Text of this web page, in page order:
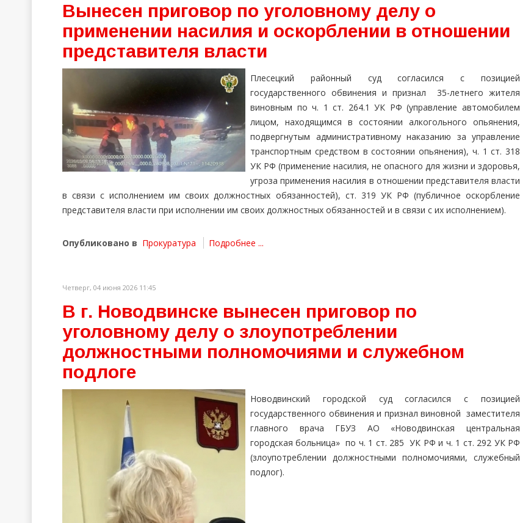
Вынесен приговор по уголовному делу о
применении насилия и оскорблении в отношении
представителя власти
Плесецкий районный суд согласился с позицией
государственного обвинения и признал 35-летнего жителя
виновным по ч. 1 ст. 264.1 УК РФ (управление автомобилем
лицом, находящимся в состоянии алкогольного опьянения,
подвергнутым административному наказанию за управление
транспортным средством в состоянии опьянения), ч. 1 ст. 318
УК РФ (применение насилия, не опасного для жизни и здоровья,
угроза применения насилия в отношении представителя власти
в связи с исполнением им своих должностных обязанностей), ст. 319 УК РФ (публичное оскорбление
представителя власти при исполнении им своих должностных обязанностей и в связи с их исполнением).
Опубликовано в Прокуратура Подробнее ...
Четверг, 04 июня 2026 11:45
В г. Новодвинске вынесен приговор по
уголовному делу о злоупотреблении
должностными полномочиями и служебном
подлоге
Новодвинский городской суд согласился с позицией
государственного обвинения и признал виновной заместителя
главного врача ГБУЗ АО «Новодвинская центральная
городская больница» по ч. 1 ст. 285 УК РФ и ч. 1 ст. 292 УК РФ
(злоупотреблении должностными полномочиями, служебный
подлог).